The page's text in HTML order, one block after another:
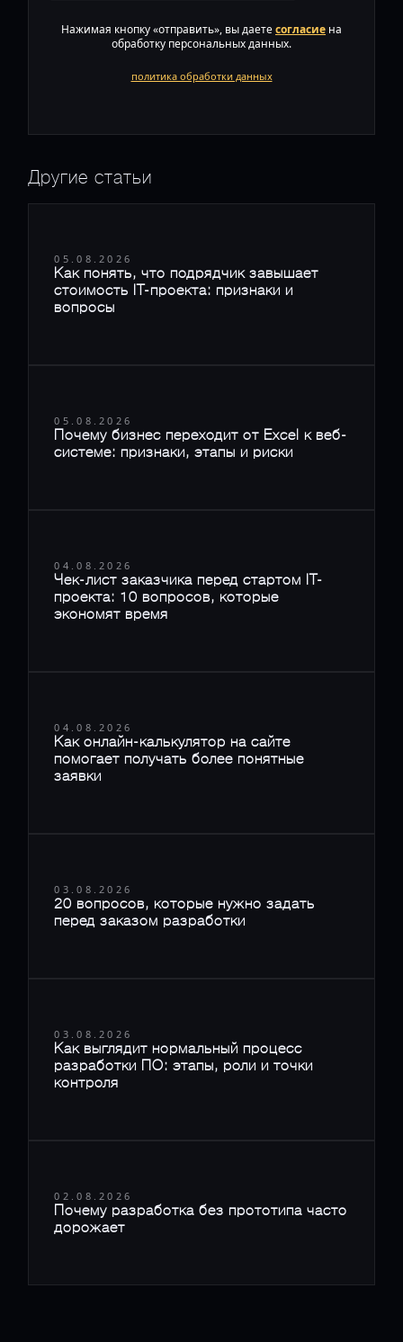
Нажимая кнопку «отправить», вы даетесогласие на
обработку персональных данных.
политика обработки данных
Другие статьи
05.08.2026
Как понять, что подрядчик завышает
стоимость IT-проекта: признаки и
вопросы
05.08.2026
Почему бизнес переходит от Excel к веб-
системе: признаки, этапы и риски
04.08.2026
Чек-лист заказчика перед стартом IT-
проекта: 10 вопросов, которые
экономят время
04.08.2026
Как онлайн-калькулятор на сайте
помогает получать более понятные
заявки
03.08.2026
20 вопросов, которые нужно задать
перед заказом разработки
03.08.2026
Как выглядит нормальный процесс
разработки ПО: этапы, роли и точки
контроля
02.08.2026
Почему разработка без прототипа часто
дорожает